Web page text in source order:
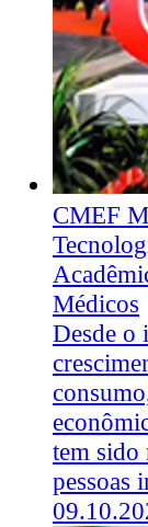
CMEF
Médicos
Desde o
tem sido
pessoas